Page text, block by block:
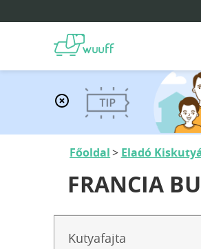
Főoldal Eladó
FRANCIA
Kutyafajta